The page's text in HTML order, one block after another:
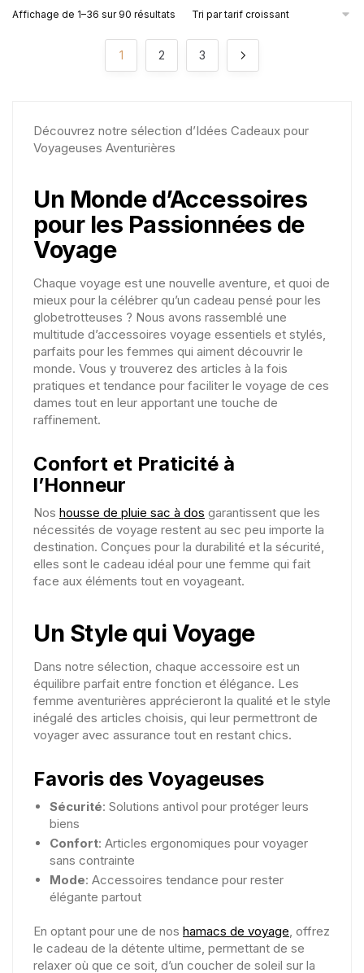
Affichage de 1–36 sur 90 résultats
1 2 3
Découvrez notre sélection d’Idées Cadeaux pour
Voyageuses Aventurières
Un Monde d’Accessoires
pour les Passionnées de
Voyage
Chaque voyage est une nouvelle aventure, et quoi de
mieux pour la célébrer qu’un cadeau pensé pour les
globetrotteuses ? Nous avons rassemblé une
multitude d’accessoires voyage essentiels et stylés,
parfaits pour les femmes qui aiment découvrir le
monde. Vous y trouverez des articles à la fois
pratiques et tendance pour faciliter le voyage de ces
dames tout en leur apportant une touche de
raffinement.
Confort et Praticité à
l’Honneur
Nos housse de pluie sac à dos garantissent que les
nécessités de voyage restent au sec peu importe la
destination. Conçues pour la durabilité et la sécurité,
elles sont le cadeau idéal pour une femme qui fait
face aux éléments tout en voyageant.
Un Style qui Voyage
Dans notre sélection, chaque accessoire est un
équilibre parfait entre fonction et élégance. Les
femme aventurières apprécieront la qualité et le style
inégalé des articles choisis, qui leur permettront de
voyager avec assurance tout en restant chics.
Favoris des Voyageuses
Sécurité: Solutions antivol pour protéger leurs
biens
Confort: Articles ergonomiques pour voyager
sans contrainte
Mode: Accessoires tendance pour rester
élégante partout
En optant pour une de nos hamacs de voyage, offrez
le cadeau de la détente ultime, permettant de se
relaxer où que ce soit, d’un coucher de soleil sur la